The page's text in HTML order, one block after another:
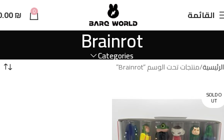
القائمة 0
₪
Brainrot
Categories
الرئيسية منتجات تحت الوسم “Brainrot”
SOLD O
UT